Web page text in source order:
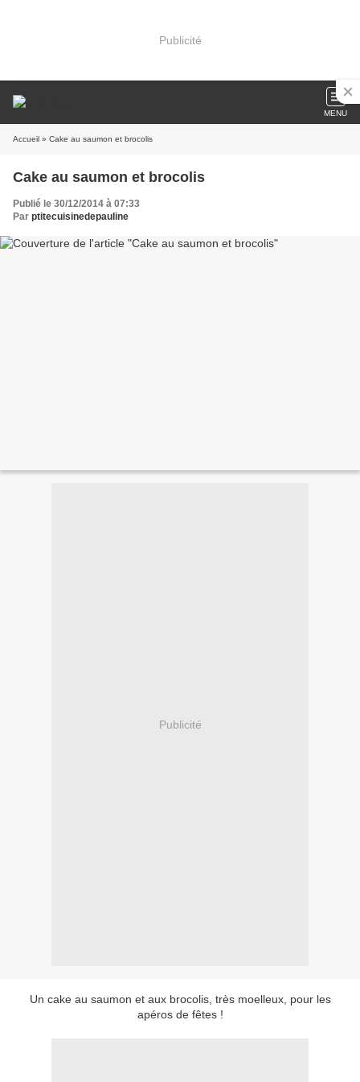
Publicité
MENU
Accueil » Cake au saumon et brocolis
Cake au saumon et brocolis
Publié le 30/12/2014 à 07:33
Par ptitecuisinedepauline
Publicité
Un cake au saumon et aux brocolis, très moelleux, pour les
apéros de fêtes !